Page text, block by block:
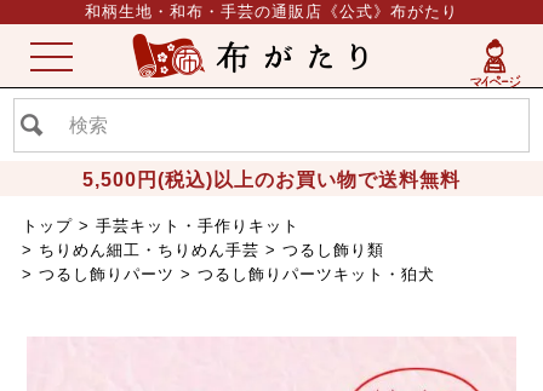
和柄生地・和布・手芸の通販店《公式》布がたり
5,500円(税込)以上のお買い物で送料無料
ME
NU
トップ
手芸キット・手作りキット
ちりめん細工・ちりめん手芸
つるし飾り類
つるし飾りパーツ
つるし飾りパーツキット・狛犬